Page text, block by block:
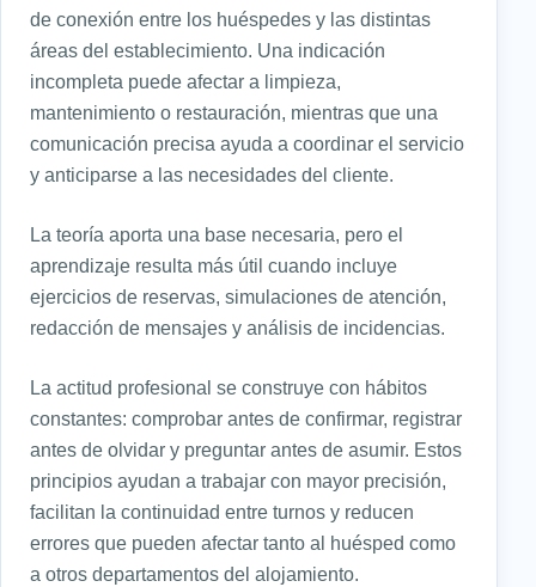
de conexión entre los huéspedes y las distintas
áreas del establecimiento. Una indicación
incompleta puede afectar a limpieza,
mantenimiento o restauración, mientras que una
comunicación precisa ayuda a coordinar el servicio
y anticiparse a las necesidades del cliente.
La teoría aporta una base necesaria, pero el
aprendizaje resulta más útil cuando incluye
ejercicios de reservas, simulaciones de atención,
redacción de mensajes y análisis de incidencias.
La actitud profesional se construye con hábitos
constantes: comprobar antes de confirmar, registrar
antes de olvidar y preguntar antes de asumir. Estos
principios ayudan a trabajar con mayor precisión,
facilitan la continuidad entre turnos y reducen
errores que pueden afectar tanto al huésped como
a otros departamentos del alojamiento.